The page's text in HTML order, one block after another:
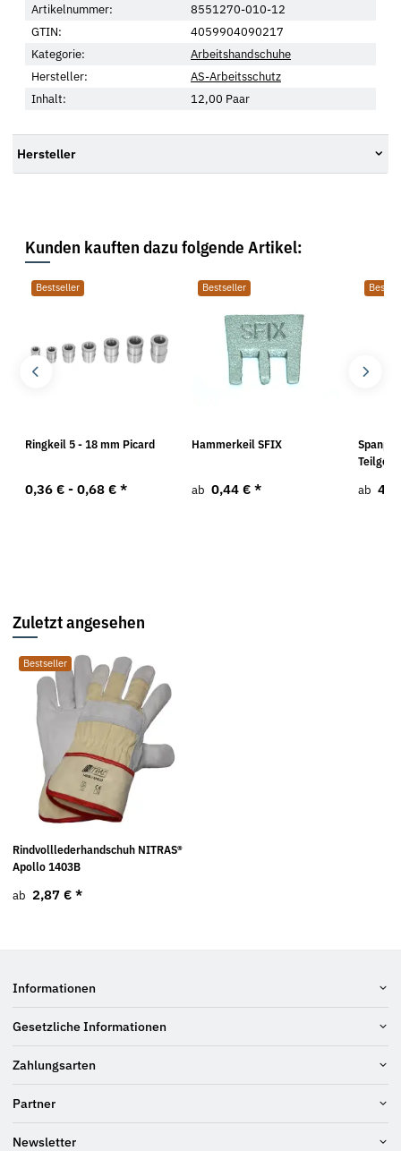
Artikelnummer:
8551270-010-12
GTIN:
4059904090217
Kategorie:
Arbeitshandschuhe
Hersteller:
AS-Arbeitsschutz
Inhalt:
12,00 Paar
Hersteller
Kunden kauften dazu folgende Artikel:
Bestseller
Ringkeil 5 - 18 mm Picard
0,36 € - 0,68 € *
Bestseller
Hammerkeil SFIX
ab 0,44 € *
ab
Zuletzt angesehen
Bestseller
Rindvolllederhandschuh NITRAS®
Apollo 1403B
ab 2,87 € *
Informationen
Gesetzliche Informationen
Zahlungsarten
Partner
Newsletter